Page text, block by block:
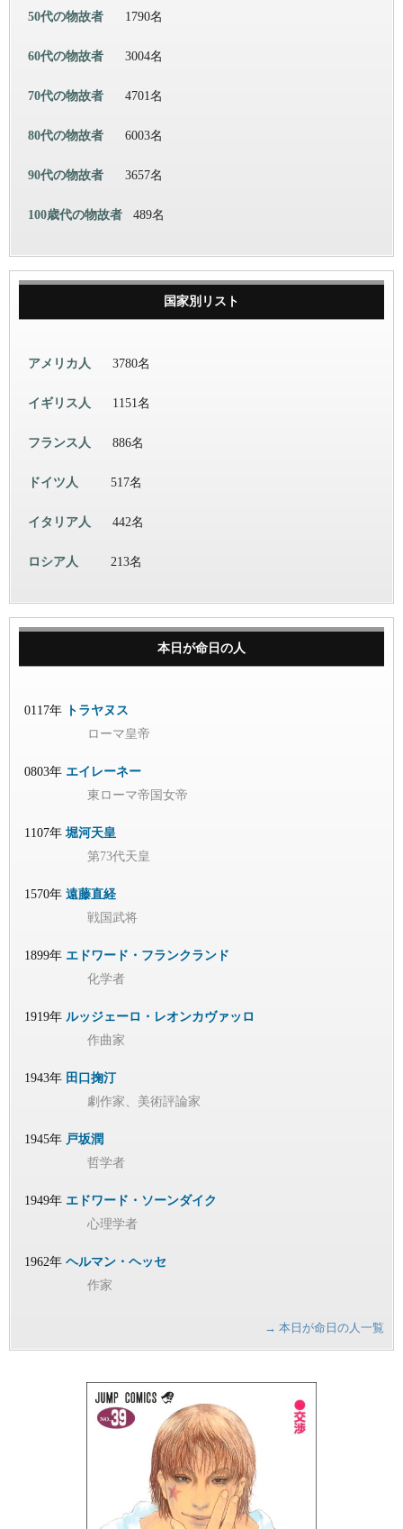
50代の物故者 1790名
60代の物故者 3004名
70代の物故者 4701名
80代の物故者 6003名
90代の物故者 3657名
100歳代の物故者 489名
国家別リスト
アメリカ人 3780名
イギリス人 1151名
フランス人 886名
ドイツ人 517名
イタリア人 442名
ロシア人 213名
本日が命日の人
0117年
トラヤヌス
ローマ皇帝
0803年 エイレーネー
東ローマ帝国女帝
1107年 堀河天皇
第73代天皇
1570年 遠藤直経
戦国武将
1899年 エドワード・フランクランド
化学者
1919年 ルッジェーロ・レオンカヴァッロ
作曲家
1943年 田口掬汀
劇作家、美術評論家
1945年 戸坂潤
哲学者
1949年 エドワード・ソーンダイク
心理学者
1962年 ヘルマン・ヘッセ
作家
→ 本日が命日の人一覧